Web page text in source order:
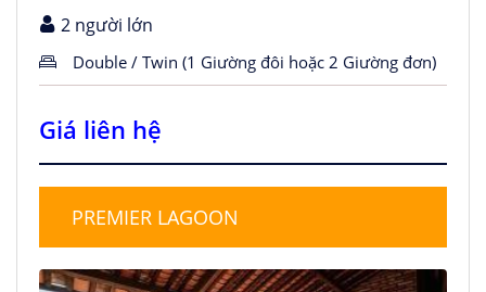
2 người lớn
Double / Twin (1 Giường đôi hoặc 2 Giường đơn)
Giá liên hệ
PREMIER LAGOON